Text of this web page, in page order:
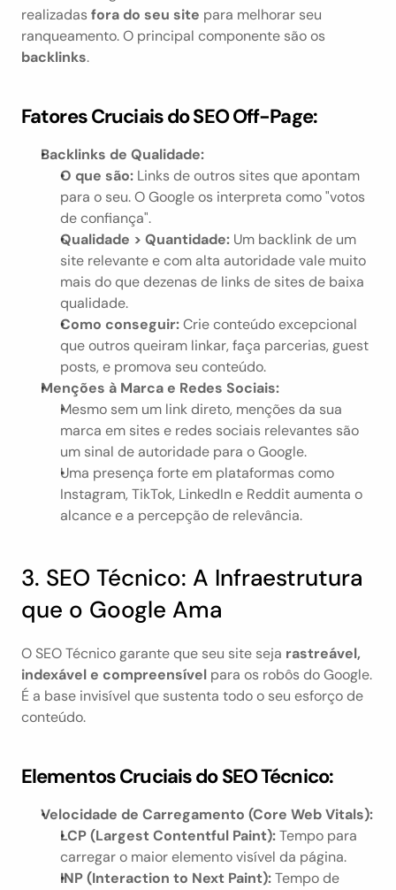
realizadas fora do seu site para melhorar seu
backlinks.
Fatores Cruciais do SEO Off-Page:
Backlinks de Qualidade:
O que são: Links de outros sites que apontam
para o seu. O Google os interpreta como "votos
de confiança".
Qualidade > Quantidade: Um backlink de um
site relevante e com alta autoridade vale muito
mais do que dezenas de links de sites de baixa
qualidade.
Como conseguir: Crie conteúdo excepcional
que outros queiram linkar, faça parcerias, guest
posts, e promova seu conteúdo.
Menções à Marca e Redes Sociais:
Mesmo sem um link direto, menções da sua
marca em sites e redes sociais relevantes são
um sinal de autoridade para o Google.
Uma presença forte em plataformas como
Instagram, TikTok, LinkedIn e Reddit aumenta o
alcance e a percepção de relevância.
3. SEO Técnico: A Infraestrutura
que o Google Ama
O SEO Técnico garante que seu site seja rastreável,
indexável e compreensível para os robôs do Google.
É a base invisível que sustenta todo o seu esforço de
conteúdo.
Elementos Cruciais do SEO Técnico:
Velocidade de Carregamento (Core Web Vitals):
LCP (Largest Contentful Paint): Tempo para
carregar o maior elemento visível da página.
INP (Interaction to Next Paint): Tempo de